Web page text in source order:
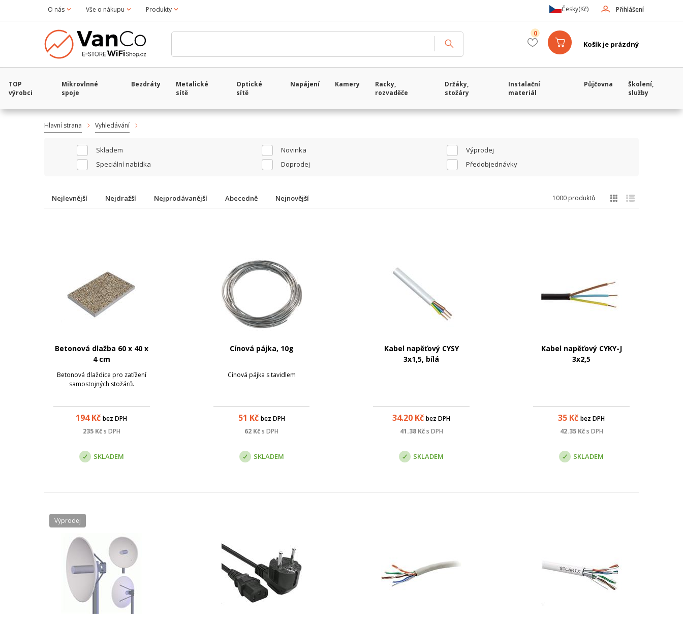
O nás Vše o nákupu Produkty Přihlášení
Česky(Kč)
Košík je prázdný
0
TOP
výrobci
Mikrovlnné
spoje
Bezdráty
Metalické
sítě
Optické
sítě
Napájení Kamery
Racky,
rozvaděče
Držáky,
stožáry
Instalační
materiál
Půjčovna
Školení,
služby
Hlavní strana Vyhledávání
Skladem Novinka
Výprodej
Speciální nabídka
Doprodej Předobjednávky
Nejlevnější Nejdražší Nejprodávanější Abecedně Nejnovější 1000 produktů
Betonová dlažba 60 x 40 x
4 cm
Betonová dlaždice pro zatížení
samostojných stožárů.
194Kč bez DPH
235Kčs DPH
SKLADEM
Cínová pájka, 10g
Cínová pájka s tavidlem
51 Kč bez DPH
62 Kčs DPH
SKLADEM
Kabel napěťový CYSY
3x1,5, bílá
34.20 Kč bez DPH
41.38Kčs DPH
SKLADEM
Kabel napěťový CYKY-J
3x2,5
35 Kč bez DPH
42.35Kč s DPH
SKLADEM
Výprodej